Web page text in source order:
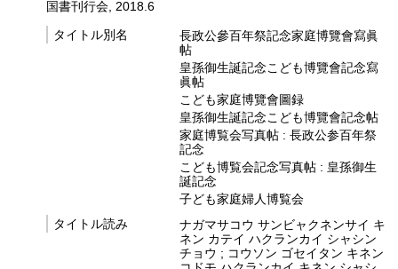
国書刊行会, 2018.6
タイトル別名
長政公參百年祭記念家庭博覽會寫眞
帖
皇孫御生誕記念こども博覽會記念寫
眞帖
こども家庭博覽會圖録
皇孫御生誕記念こども博覽會記念帖
家庭博覧会写真帖 : 長政公参百年祭
記念
こども博覧会記念写真帖 : 皇孫御生
誕記念
子ども家庭婦人博覧会
タイトル読み
ナガマサコウ サンビャクネンサイ キ
ネン カテイ ハクランカイ シャシン
チョウ ; コウソン ゴセイタン キネン